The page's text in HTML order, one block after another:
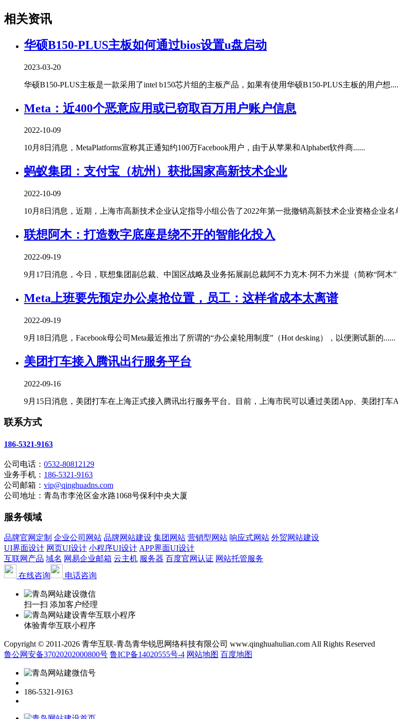
相关资讯
华硕B150-PLUS主板如何通过bios设置u盘启动
2023-03-20
华硕B150-PLUS主板是一款采用了intel b150芯片组的主板产品，如果有使用华硕B150-PLUS主板的用户想
Meta：近400个恶意应用或已窃取百万用户账户信息
2022-10-09
10月8日消息，MetaPlatforms宣称其正通知约100万Facebook用户，由于从苹果和Alphabet软件商......
蚂蚁集团：支付宝（杭州）获批国家高新技术企业
2022-10-09
10月8日消息，近期，上海市高新技术企业认定指导小组公告了2022年第一批撤销高新技术企业资格企业名
联想阿木：打造数字底座是绕不开的智能化投入
2022-09-19
9月17日消息，今日，联想集团副总裁、中国区战略及业务拓展副总裁阿不力克木·阿不力米提（简称“阿木
Meta上班要先预定办公桌抢位置，员工：这样省成本太离谱
2022-09-19
9月18日消息，Facebook母公司Meta最近推出了所谓的“办公桌轮用制度”（Hot desking），以便测试新的......
美团打车接入腾讯出行服务平台
2022-09-16
9月15日消息，美团打车在上海正式接入腾讯出行服务平台。目前，上海市民可以通过美团App、美团打车
联系方式
186-5321-9163
公司电话： 0532-80812129
业务手机： 186-5321-9163
公司邮箱： vip@qinghuadns.com
公司地址：青岛市李沧区金水路1068号保利中央大厦
服务领域
品牌官网定制 企业公司网站 品牌网站建设 集团网站 营销型网站 响应式网站 外贸网站建设
UI界面设计 网页UI设计 小程序UI设计 APP界面UI设计
互联网产品 域名 网易企业邮箱 云主机 服务器 百度官网认证 网站托管服务
在线咨询
电话咨询
扫一扫 添加客户经理
体验青华互联小程序
Copyright © 2011-2026 青华互联-青岛青华锐思网络科技有限公司 www.qinghuahulian.com All Rights Reserved
鲁公网安备37020202000800号 鲁ICP备14020555号-4 网站地图 百度地图
186-5321-9163